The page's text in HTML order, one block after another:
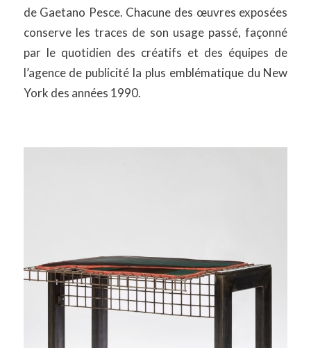
de Gaetano Pesce. Chacune des œuvres exposées
conserve les traces de son usage passé, façonné
par le quotidien des créatifs et des équipes de
l’agence de publicité la plus emblématique du New
York des années 1990.